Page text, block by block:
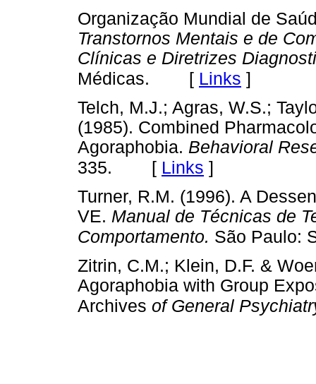
Organização Mundial de
Transtornos Mentais e de
Clínicas e Diretrizes
Médicas. [ Links ]
Telch, M.J.; Agras, W.S.;
(1985). Combined
Agoraphobia. Behavioral
335. [ Links ]
Turner, R.M. (1996). A
VE. Manual de Técnicas de
Comportamento. São Paulo:
Zitrin, C.M.; Klein, D.F. &
Agoraphobia with Group
Archives of General